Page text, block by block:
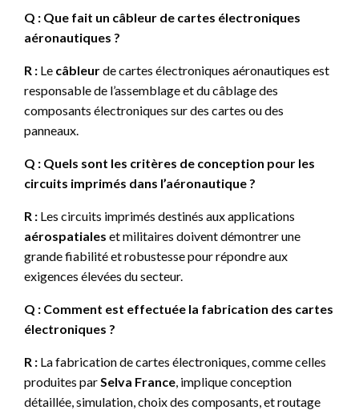
Q : Que fait un câbleur de cartes électroniques
aéronautiques ?
R : Le câbleurde cartes électroniques aéronautiques est
responsable de l’assemblage et du câblage des
composants électroniques sur des cartes ou des
panneaux.
Q : Quels sont les critères de conception pour les
circuits imprimés dans l’aéronautique ?
R : Les circuits imprimés destinés aux applications
aérospatiales et militaires doivent démontrer une
grande fiabilité et robustesse pour répondre aux
exigences élevées du secteur.
Q : Comment est effectuée la fabrication des cartes
électroniques ?
R : La fabrication de cartes électroniques, comme celles
produites parSelva France, implique conception
détaillée, simulation, choix des composants, et routage